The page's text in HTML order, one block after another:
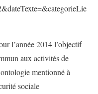
l’année 2014 l’objectif
aux activités de
mentionné à
sociale